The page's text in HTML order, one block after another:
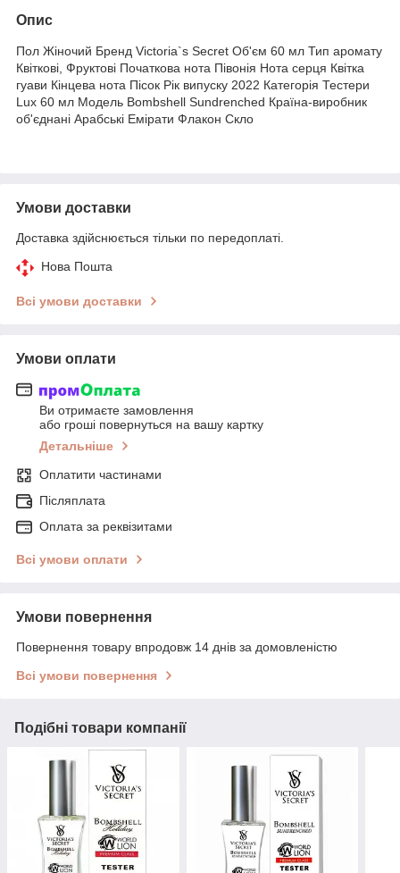
Опис
Пол Жіночий Бренд Victoria`s Secret Об'єм 60 мл Тип аромату
Квіткові, Фруктові Початкова нота Півонія Нота серця Квітка
гуави Кінцева нота Пісок Рік випуску 2022 Категорія Тестери
Lux 60 мл Модель Bombshell Sundrenched Країна-виробник
об'єднані Арабські Емірати Флакон Скло
Умови доставки
Доставка здійснюється тільки по передоплаті.
Нова Пошта
Всі умови доставки
Умови оплати
Ви отримаєте замовлення
або гроші повернуться на вашу картку
Детальніше
Оплатити частинами
Післяплата
Оплата за реквізитами
Всі умови оплати
Умови повернення
Повернення товару впродовж 14 днів за домовленістю
Всі умови повернення
Подібні товари компанії